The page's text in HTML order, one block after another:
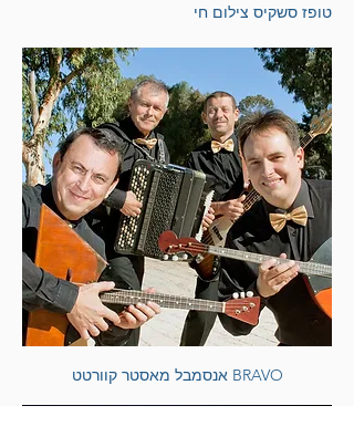
טופז סשקיס צילום חי
אנסמבל מאסטר קוורטט BRAVO